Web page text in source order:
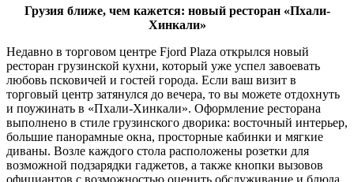
Грузия ближе, чем кажется: новый ресторан «Пхали-
Хинкали»
Недавно в торговом центре Fjord Plaza открылся новый
ресторан грузинской кухни, который уже успел завоевать
любовь псковичей и гостей города. Если ваш визит в
торговый центр затянулся до вечера, то вы можете отдохнуть
и поужинать в «Пхали-Хинкали». Оформление ресторана
выполнено в стиле грузинского дворика: восточный интерьер,
большие панорамные окна, просторные кабинки и мягкие
диваны. Возле каждого стола расположены розетки для
возможной подзарядки гаджетов, а также кнопки вызовов
официантов с возможностью оценить обслуживание и блюда.